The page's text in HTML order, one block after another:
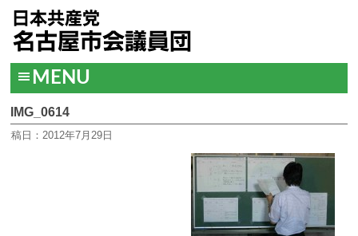
MENU
IMG_0614
投稿日：2012年7月29日